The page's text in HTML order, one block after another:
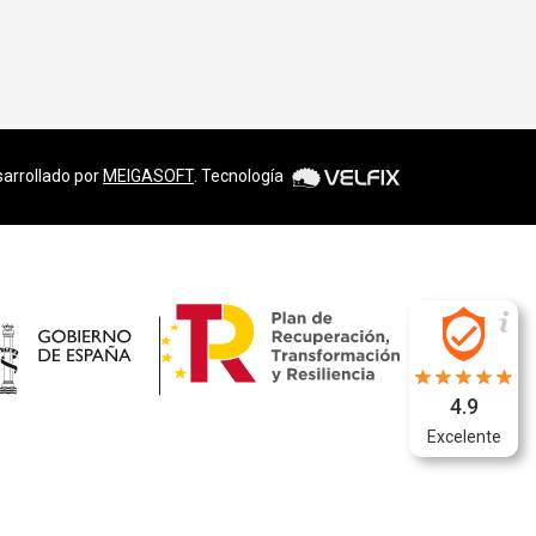
por MEIGASOFT. Tecnología
4.9
Excelente